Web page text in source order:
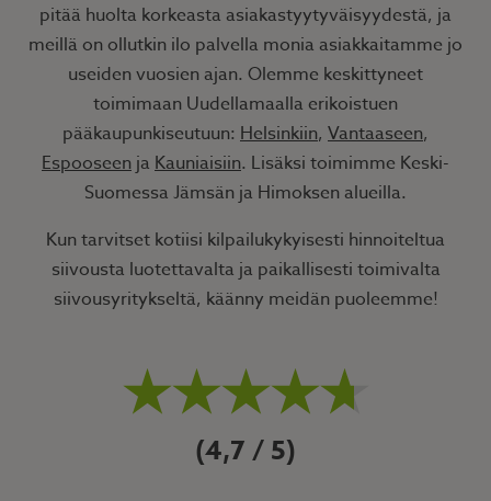
pitää huolta korkeasta asiakastyytyväisyydestä, ja
meillä on ollutkin ilo palvella monia asiakkaitamme jo
useiden vuosien ajan. Olemme keskittyneet
toimimaan Uudellamaalla erikoistuen
pääkaupunkiseutuun: Helsinkiin, Vantaaseen,
Espooseen ja Kauniaisiin. Lisäksi toimimme Keski-
Suomessa Jämsän ja Himoksen alueilla.
Kun tarvitset kotiisi kilpailukykyisesti hinnoiteltua
siivousta luotettavalta ja paikallisesti toimivalta
siivousyritykseltä, käänny meidän puoleemme!
4,7